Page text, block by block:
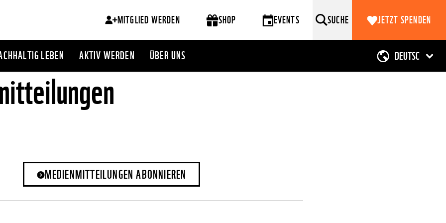
MITGLIED WERDEN SHOP EVENTS SUCHE JETZT SPENDEN
LEBEN AKTIV WERDEN ÜBER UNS
MEDIENMITTEILUNGEN ABONNIEREN